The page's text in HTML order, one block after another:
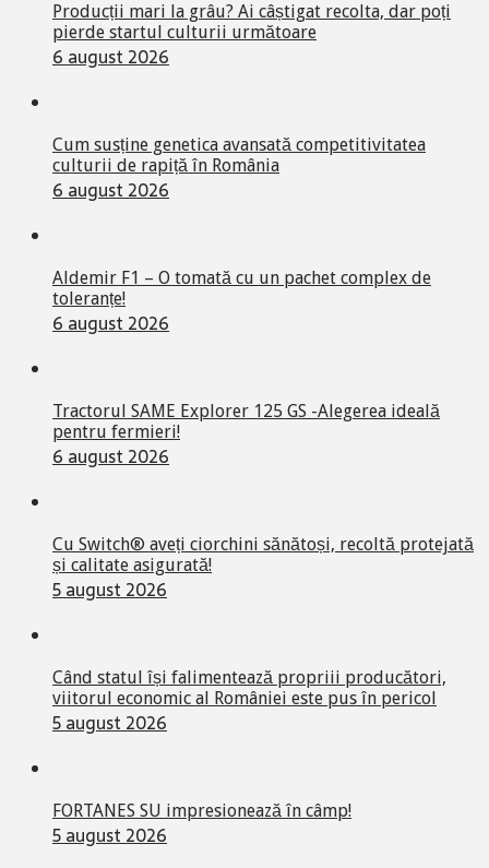
Producții mari la grâu? Ai câștigat recolta, dar poți
pierde startul culturii următoare
6 august 2026
Cum susține genetica avansată competitivitatea
culturii de rapiță în România
6 august 2026
Aldemir F1 – O tomată cu un pachet complex de
toleranțe!
6 august 2026
Tractorul SAME Explorer 125 GS -Alegerea ideală
pentru fermieri!
6 august 2026
Cu Switch® aveți ciorchini sănătoși, recoltă protejată
și calitate asigurată!
5 august 2026
Când statul își falimentează propriii producători,
viitorul economic al României este pus în pericol
5 august 2026
FORTANES SU impresionează în câmp!
5 august 2026